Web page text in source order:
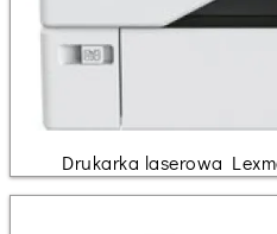
Drukarka laserowa